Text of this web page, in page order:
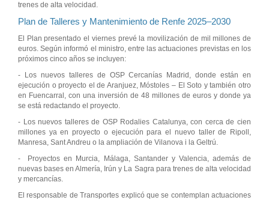
trenes de alta velocidad.
Plan de Talleres y Mantenimiento de Renfe 2025–2030
El Plan presentado el viernes prevé la movilización de mil millones de
euros. Según informó el ministro, entre las actuaciones previstas en los
próximos cinco años se incluyen:
- Los nuevos talleres de OSP Cercanías Madrid, donde están en
ejecución o proyecto el de Aranjuez, Móstoles – El Soto y también otro
en Fuencarral, con una inversión de 48 millones de euros y donde ya
se está redactando el proyecto.
- Los nuevos talleres de OSP Rodalies Catalunya, con cerca de cien
millones ya en proyecto o ejecución para el nuevo taller de Ripoll,
Manresa, Sant Andreu o la ampliación de Vilanova i la Geltrú.
- Proyectos en Murcia, Málaga, Santander y Valencia, además de
nuevas bases en Almería, Irún y La Sagra para trenes de alta velocidad
y mercancías.
El responsable de Transportes explicó que se contemplan actuaciones